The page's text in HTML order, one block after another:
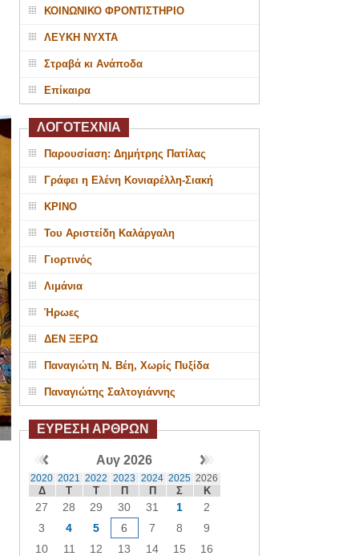
ΚΟΙΝΩΝΙΚΟ ΦΡΟΝΤΙΣΤΗΡΙΟ
ΛΕΥΚΗ ΝΥΧΤΑ
Στραβά κι Ανάποδα
Επίκαιρα
ΛΟΓΟΤΕΧΝΙΑ
Παρουσίαση: Δημήτρης Πατίλας
Γράφει η Ελένη Κονιαρέλλη-Σιακή
ΚΡΙΝΟ
Του Αριστείδη Καλάργαλη
Γιορτινός
Λιμάνια
Ήρωες
ΔΕΝ ΞΕΡΩ
Παναγιώτη Ν. Βέη, Χωρίς Πυξίδα
Παναγιώτης Σαλτογιάννης
ΕΥΡΕΣΗ ΑΡΘΡΩΝ
Αυγ 2026
2020 2021 2022 2023 2024 2025 2026
Δ Τ Τ Π Π Σ Κ
27 28 29 30 31 1
2
3
4 5 6 7 8
9
10
11 12 13 14 15
16